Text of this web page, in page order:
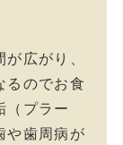
広がり、
るのでお食
（プラー
や歯周病が